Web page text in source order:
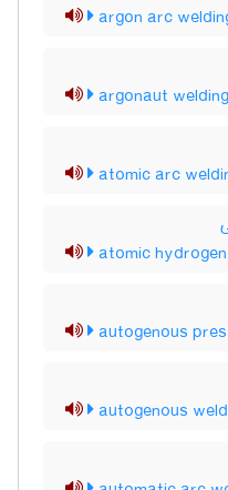
argon arc
argonaut welding
atomic arc
atomic
autogenous
autogenous